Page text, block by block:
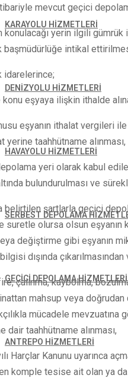
KARAYOLU HİZMETLERİ
DENİZYOLU HİZMETLERİ
HAVAYOLU HİZMETLERİ
SERBEST DEPOLAMA
GEÇİCİ DEPOLAMA HİZMETLERİ
ANTREPO HİZMETLERİ
mevcut geçici
konulacağı yerin ilgili
başmüdürlüğe intikal
idarelerince;
eşyaya ilişkin ithalde
eşyanın ithalat vergileri
yerine taahhütname alınması,
yeri olarak kabul
bulundurulması ve
belirtilen şartlarla geçici
suretle olursa olsun eşyanın
değiştirme gibi eşyanın
dışında
çalınma, kaybolma,
mahsup veya
mücadele mevzuatına
dair taahhütname alınması,
Harçlar Kanunu uyarınca
komple tesise ait olan ya